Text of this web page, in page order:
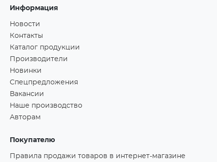
Информация
Новости
Контакты
Каталог продукции
Производители
Новинки
Спецпредложения
Вакансии
Наше производство
Авторам
Покупателю
Правила продажи товаров в интернет-магазине